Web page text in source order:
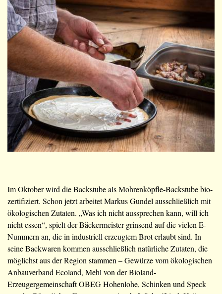
Im Oktober wird die Backstube als Mohrenköpfle-Backstube bio-
zertifiziert. Schon jetzt arbeitet Markus Gundel ausschließlich mit
ökologischen Zutaten. „Was ich nicht aussprechen kann, will ich
nicht essen“, spielt der Bäckermeister grinsend auf die vielen E-
Nummern an, die in industriell erzeugtem Brot erlaubt sind. In
seine Backwaren kommen ausschließlich natürliche Zutaten, die
möglichst aus der Region stammen – Gewürze vom ökologischen
Anbauverband Ecoland, Mehl von der Bioland-
Erzeugergemeinschaft OBEG Hohenlohe, Schinken und Speck